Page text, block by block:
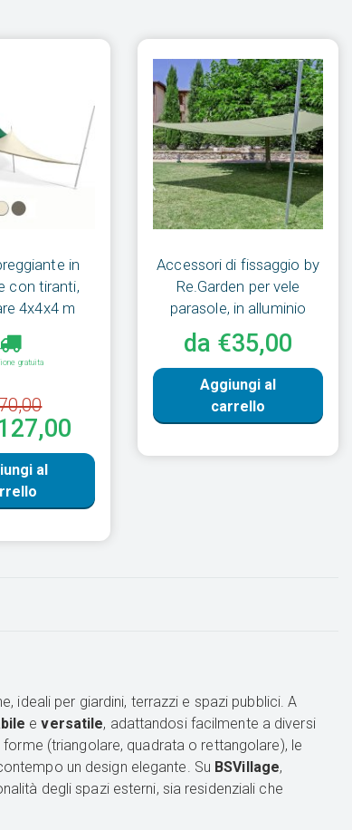
in
con tiranti,
4x4x4 m
gratuita
al
Accessori di fissaggio by
Re.Garden per vele
parasole, in alluminio
da €35,00
Aggiungi al
carrello
ideali per giardini, terrazzi e spazi pubblici. A
eversatile, adattandosi facilmente a diversi
(triangolare, quadrata o rettangolare), le
un design elegante. Su BSVillage,
degli spazi esterni, sia residenziali che